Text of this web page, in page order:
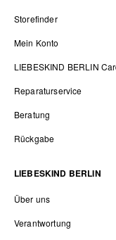
Storefinder
Mein Konto
LIEBESKIND BERLIN
Reparaturservice
Beratung
Rückgabe
LIEBESKIND BERLIN
Über uns
Verantwortung